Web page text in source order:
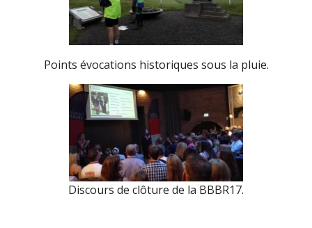
Points évocations historiques sous la pluie.
Discours de clôture de la BBBR17.